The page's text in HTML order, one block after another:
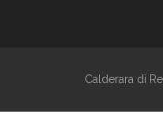
Calderara di